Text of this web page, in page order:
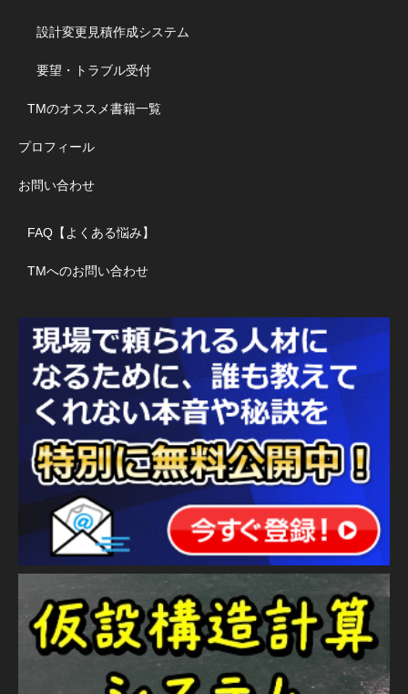
設計変更見積作成システム
要望・トラブル受付
TMのオススメ書籍一覧
プロフィール
お問い合わせ
FAQ【よくある悩み】
TMへのお問い合わせ